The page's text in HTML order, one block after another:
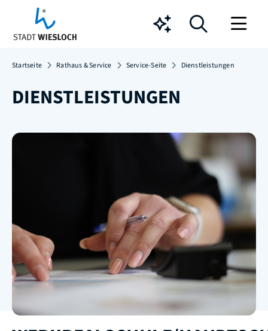
Chatbot
Startseite Rathaus & Service Service-Seite Dienstleistungen
DIENSTLEISTUNGEN